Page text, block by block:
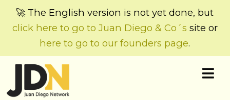
🚀 The English version is not yet done, but
click here to go to Juan Diego & Co´s site or
here to go to our founders page.